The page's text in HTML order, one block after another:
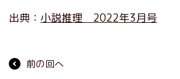
出典： 小説推理 2022年3月号
前の回へ